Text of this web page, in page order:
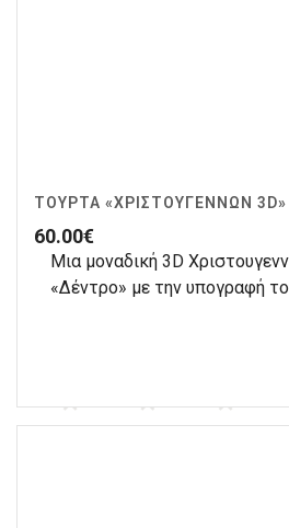
ΤΟΎΡΤΑ «ΧΡΙΣΤΟΥΓΈΝΝΩΝ 3D»
60.00€
Μια μοναδική 3D
«Δέντρο» με την υπογραφή